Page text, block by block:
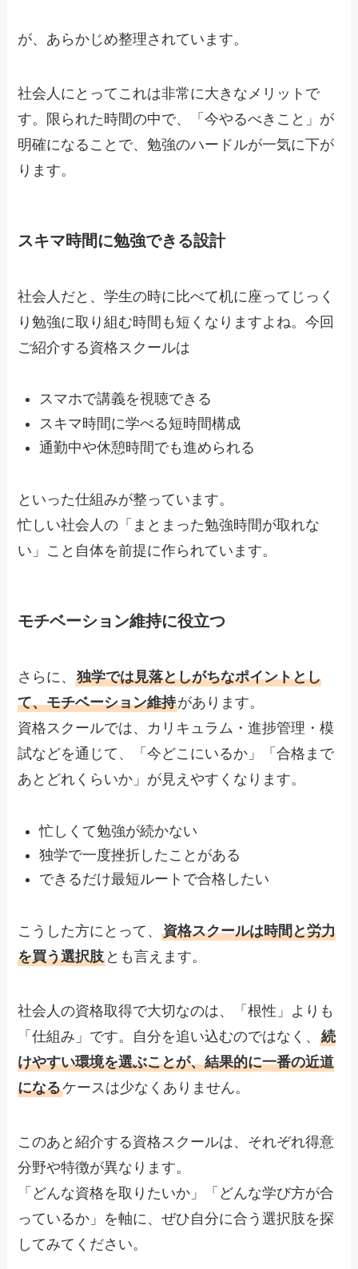
が、あらかじめ整理されています。
社会人にとってこれは非常に大きなメリットで
す。限られた時間の中で、「今やるべきこと」が
明確になることで、勉強のハードルが一気に下が
ります。
スキマ時間に勉強できる設計
社会人だと、学生の時に比べて机に座ってじっく
り勉強に取り組む時間も短くなりますよね。今回
ご紹介する資格スクールは
スマホで講義を視聴できる
スキマ時間に学べる短時間構成
通勤中や休憩時間でも進められる
といった仕組みが整っています。
忙しい社会人の「まとまった勉強時間が取れな
い」こと自体を前提に作られています。
モチベーション維持に役立つ
さらに、独学では見落としがちなポイントとし
て、モチベーション維持があります。
資格スクールでは、カリキュラム・進捗管理・模
試などを通じて、「今どこにいるか」「合格まで
あとどれくらいか」が見えやすくなります。
忙しくて勉強が続かない
独学で一度挫折したことがある
できるだけ最短ルートで合格したい
こうした方にとって、資格スクールは時間と労力
を買う選択肢 とも言えます。
社会人の資格取得で大切なのは、「根性」よりも
「仕組み」です。自分を追い込むのではなく、続
けやすい環境を選ぶことが、結果的に一番の近道
になるケースは少なくありません。
このあと紹介する資格スクールは、それぞれ得意
分野や特徴が異なります。
「どんな資格を取りたいか」「どんな学び方が合
っているか」を軸に、ぜひ自分に合う選択肢を探
してみてください。